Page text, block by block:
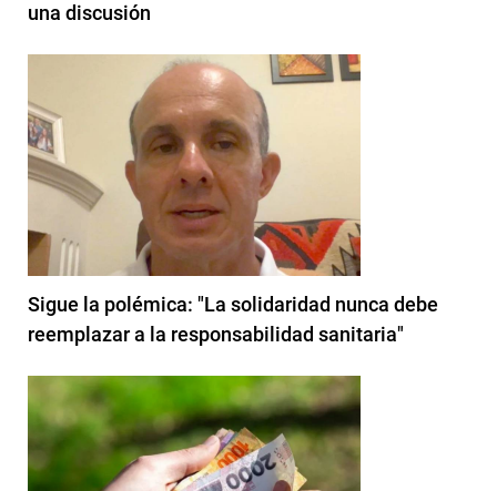
una discusión
Sigue la polémica: "La solidaridad nunca debe
reemplazar a la responsabilidad sanitaria"